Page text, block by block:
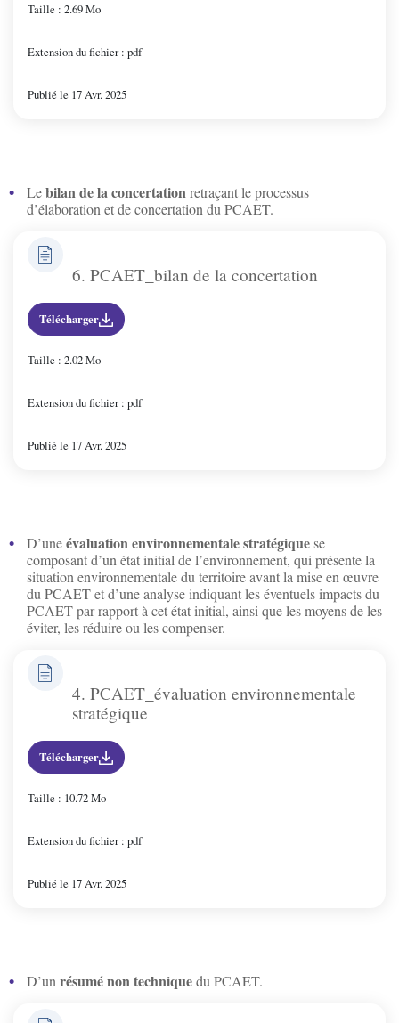
Taille : 2.69 Mo
Extension du fichier : pdf
Publié le 17 Avr. 2025
Lebilan de la concertationretraçant le processus
d’élaboration et de concertation du PCAET.
6. PCAET_bilan de la concertation
Télécharger
Taille : 2.02 Mo
Extension du fichier : pdf
Publié le 17 Avr. 2025
D’uneévaluation environnementale stratégiquese
composant d’un état initial de l’environnement, qui présente la
situation environnementale du territoire avant la mise en œuvre
du PCAET et d’une analyse indiquant les éventuels impacts du
PCAET par rapport à cet état initial, ainsi que les moyens de les
éviter, les réduire ou les compenser.
4. PCAET_évaluation environnementale
stratégique
Télécharger
Taille : 10.72 Mo
Extension du fichier : pdf
Publié le 17 Avr. 2025
D’unrésumé non techniquedu PCAET.